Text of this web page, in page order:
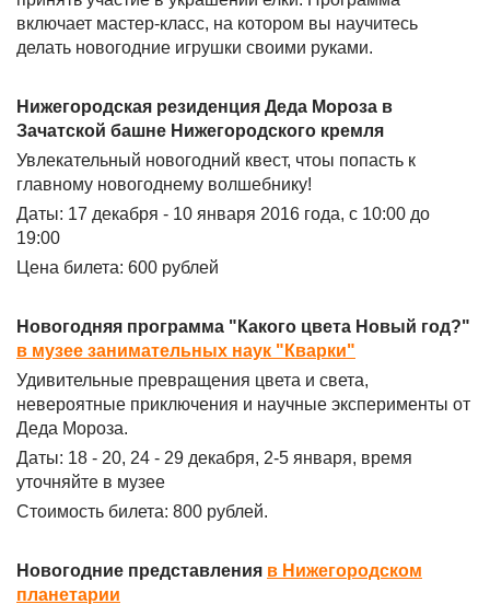
включает мастер-класс, на котором вы научитесь
делать новогодние игрушки своими руками.
Нижегородская резиденция Деда Мороза в
Зачатской башне Нижегородского кремля
Увлекательный новогодний квест, чтоы попасть к
главному новогоднему волшебнику!
Даты: 17 декабря - 10 января 2016 года, с 10:00 до
19:00
Цена билета: 600 рублей
Новогодняя программа "Какого цвета Новый год?"
в музее занимательных наук "Кварки"
Удивительные превращения цвета и света,
невероятные приключения и научные эксперименты от
Деда Мороза.
Даты: 18 - 20, 24 - 29 декабря, 2-5 января, время
уточняйте в музее
Стоимость билета: 800 рублей.
Новогодние представления в Нижегородском
планетарии